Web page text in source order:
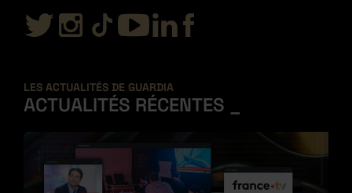
LES ACTUALITÉS DE GUARDIA
ACTUALITÉS RÉCENTES